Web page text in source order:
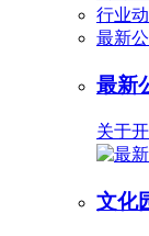
行业
最新
最新
关于
文化